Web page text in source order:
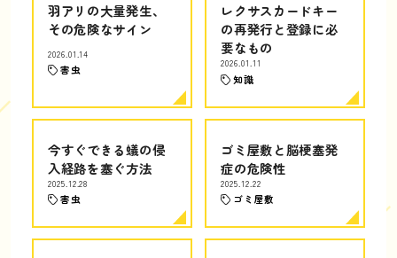
羽アリの大量発生、
その危険なサイン
2026.01.14
害虫
レクサスカードキー
の再発行と登録に必
要なもの
2026.01.11
知識
今すぐできる蟻の侵
入経路を塞ぐ方法
2025.12.28
害虫
ゴミ屋敷と脳梗塞発
症の危険性
2025.12.22
ゴミ屋敷